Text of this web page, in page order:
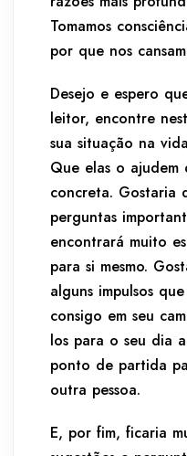
Tomamos
por que nos
Desejo e espero
leitor, encontre
sua situação na
Que elas o ajudem
concreta. Gostaria
perguntas
encontrará muito
para si mesmo.
alguns impulsos
consigo em seu
los para o seu dia
ponto de partida
outra pessoa.
E, por fim, ficaria